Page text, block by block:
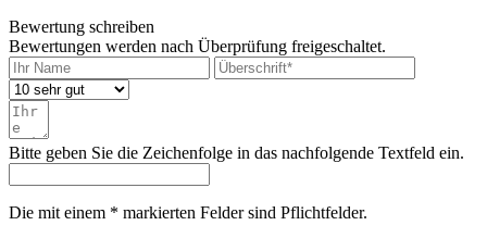
Bewertung schreiben
Bewertungen werden nach Überprüfung freigeschaltet.
Bitte geben Sie die Zeichenfolge in das nachfolgende Textfeld ein.
Die mit einem * markierten Felder sind Pflichtfelder.